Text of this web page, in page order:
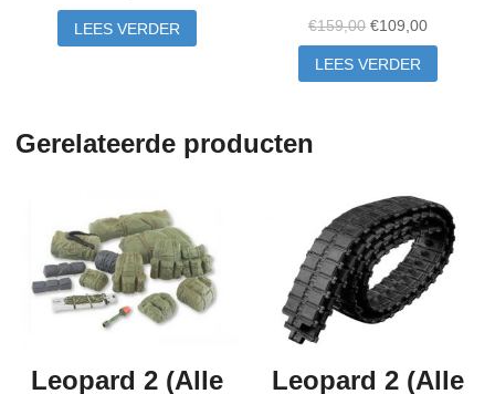
LEES VERDER €159,00 Oorspronkelijke
prijs
was:
€109,00Huidige
prijs
LEES VERDER
Gerelateerde producten
Leopard 2 (Alle Leopard 2 (Alle